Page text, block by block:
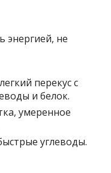
энергией, не
перекус с
и белок.
умеренное
углеводы.